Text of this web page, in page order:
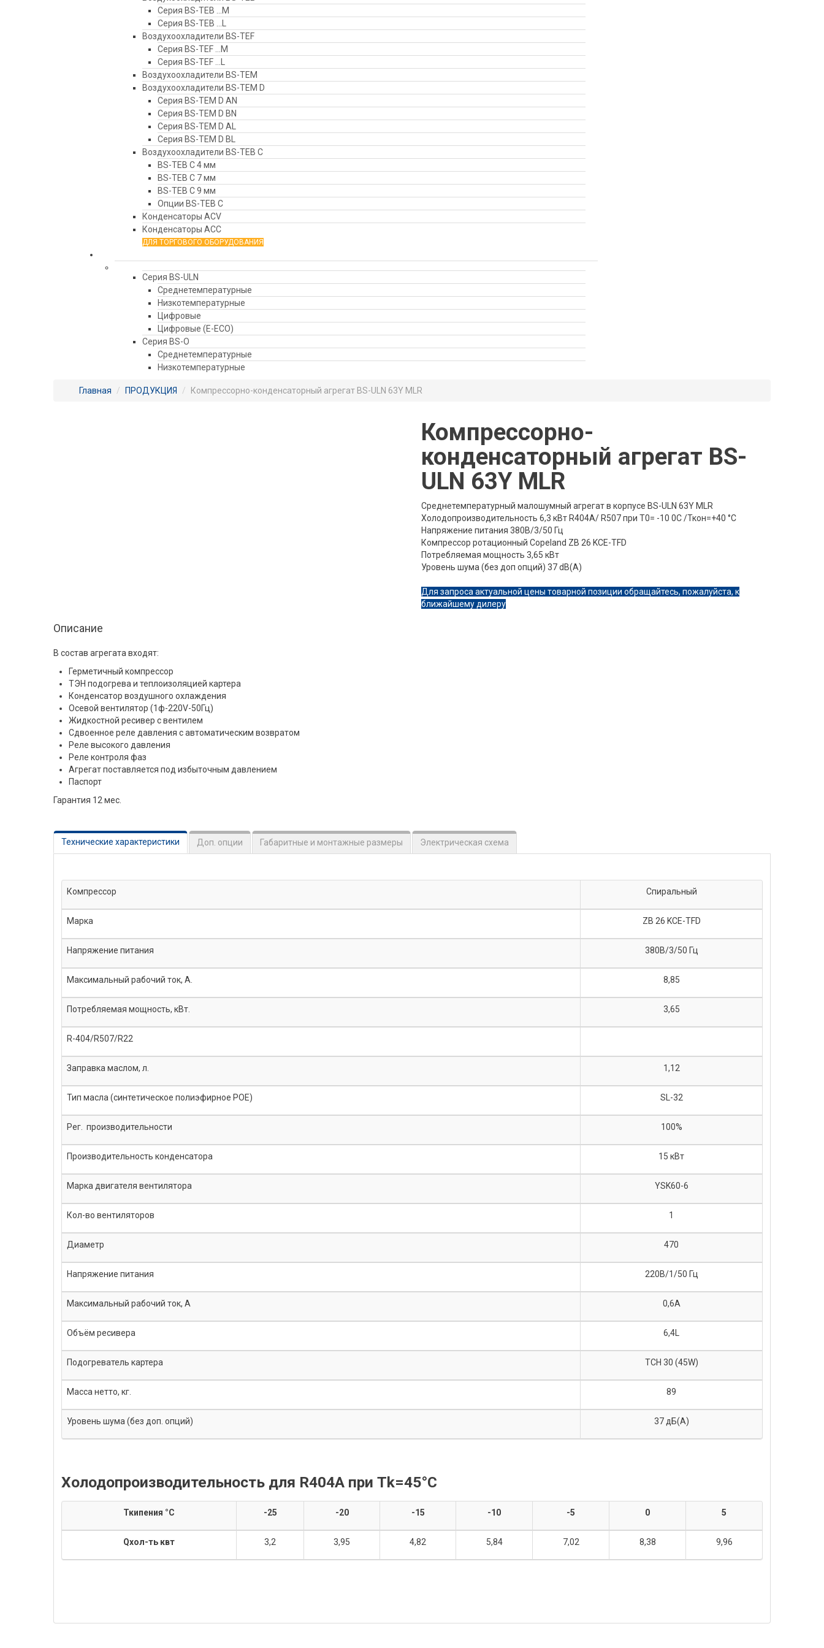
Серия BS-TEB …М
Серия BS-TEB …L
Воздухоохладители BS-TEF
Серия BS-TEF …М
Серия BS-TEF …L
Воздухоохладители BS-TEM
Воздухоохладители BS-TEM D
Серия BS-TEM D AN
Серия BS-TEM D BN
Серия BS-TEM D AL
Серия BS-TEM D BL
Воздухоохладители BS-TEB C
BS-TEB C 4 мм
BS-TEB C 7 мм
BS-TEB C 9 мм
Опции BS-TEB C
Конденсаторы АСV
Конденсаторы ACC
ДЛЯ ТОРГОВОГО ОБОРУДОВАНИЯ
Серия BS-ULN
Среднетемпературные
Низкотемпературные
Цифровые
Цифровые (E-ECO)
Серия BS-O
Среднетемпературные
Низкотемпературные
Главная / ПРОДУКЦИЯ / Компрессорно-конденсаторный агрегат BS-ULN 63Y MLR
Компрессорно-
конденсаторный агрегат BS-
ULN 63Y MLR
Среднетемпературный малошумный агрегат в корпусе BS-ULN 63Y MLR
Холодопроизводительность 6,3 кВт R404A/ R507 при Т0= -10 0С /Ткон=+40 °C
Напряжение питания 380В/3/50 Гц
Компрессор ротационный Copeland ZB 26 KCE-TFD
Потребляемая мощность 3,65 кВт
Уровень шума (без доп опций) 37 dB(A)
Для запроса актуальной цены товарной позиции обращайтесь, пожалуйста, к
ближайшему дилеру
Описание
В состав агрегата входят:
Герметичный компрессор
ТЭН подогрева и теплоизоляцией картера
Конденсатор воздушного охлаждения
Осевой вентилятор (1ф-220V-50Гц)
Жидкостной ресивер с вентилем
Сдвоенное реле давления с автоматическим возвратом
Реле высокого давления
Реле контроля фаз
Агрегат поставляется под избыточным давлением
Паспорт
Гарантия 12 мес.
Технические характеристики Доп. опции Габаритные и монтажные размеры Электрическая схема
Компрессор Спиральный
Марка ZB 26 KCE-TFD
Напряжение питания 380В/3/50 Гц
Максимальный рабочий ток, А. 8,85
Потребляемая мощность, кВт. 3,65
R-404/R507/R22
Заправка маслом, л. 1,12
Тип масла (синтетическое полиэфирное POE) SL-32
Рег. производительности 100%
Производительность конденсатора 15 кВт
Марка двигателя вентилятора YSK60-6
Кол-во вентиляторов 1
Диаметр 470
Напряжение питания 220В/1/50 Гц
Максимальный рабочий ток, A 0,6A
Объём ресивера 6,4L
Подогреватель картера ТСН 30 (45W)
Масса нетто, кг. 89
Уровень шума (без доп. опций) 37 дБ(А)
Холодопроизводительность для R404A при Tk=45°C
Ткипения °С -25 -20 -15 -10 -5 0 5
Qхол-ть квт 3,2 3,95 4,82 5,84 7,02 8,38 9,96